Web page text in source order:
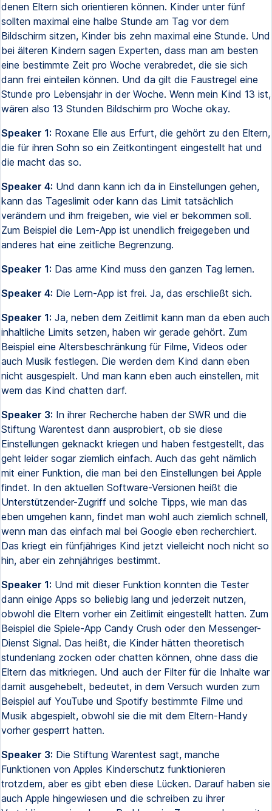
denen Eltern sich orientieren können. Kinder unter fünf
sollten maximal eine halbe Stunde am Tag vor dem
Bildschirm sitzen, Kinder bis zehn maximal eine Stunde. Und
bei älteren Kindern sagen Experten, dass man am besten
eine bestimmte Zeit pro Woche verabredet, die sie sich
dann frei einteilen können. Und da gilt die Faustregel eine
Stunde pro Lebensjahr in der Woche. Wenn mein Kind 13 ist,
wären also 13 Stunden Bildschirm pro Woche okay.
Speaker 1: Roxane Elle aus Erfurt, die gehört zu den Eltern,
die für ihren Sohn so ein Zeitkontingent eingestellt hat und
die macht das so.
Speaker 4: Und dann kann ich da in Einstellungen gehen,
kann das Tageslimit oder kann das Limit tatsächlich
verändern und ihm freigeben, wie viel er bekommen soll.
Zum Beispiel die Lern-App ist unendlich freigegeben und
anderes hat eine zeitliche Begrenzung.
Speaker 1: Das arme Kind muss den ganzen Tag lernen.
Speaker 4: Die Lern-App ist frei. Ja, das erschließt sich.
Speaker 1: Ja, neben dem Zeitlimit kann man da eben auch
inhaltliche Limits setzen, haben wir gerade gehört. Zum
Beispiel eine Altersbeschränkung für Filme, Videos oder
auch Musik festlegen. Die werden dem Kind dann eben
nicht ausgespielt. Und man kann eben auch einstellen, mit
wem das Kind chatten darf.
Speaker 3: In ihrer Recherche haben der SWR und die
Stiftung Warentest dann ausprobiert, ob sie diese
Einstellungen geknackt kriegen und haben festgestellt, das
geht leider sogar ziemlich einfach. Auch das geht nämlich
mit einer Funktion, die man bei den Einstellungen bei Apple
findet. In den aktuellen Software-Versionen heißt die
Unterstützender-Zugriff und solche Tipps, wie man das
eben umgehen kann, findet man wohl auch ziemlich schnell,
wenn man das einfach mal bei Google eben recherchiert.
Das kriegt ein fünfjähriges Kind jetzt vielleicht noch nicht so
hin, aber ein zehnjähriges bestimmt.
Speaker 1: Und mit dieser Funktion konnten die Tester
dann einige Apps so beliebig lang und jederzeit nutzen,
obwohl die Eltern vorher ein Zeitlimit eingestellt hatten. Zum
Beispiel die Spiele-App Candy Crush oder den Messenger-
Dienst Signal. Das heißt, die Kinder hätten theoretisch
stundenlang zocken oder chatten können, ohne dass die
Eltern das mitkriegen. Und auch der Filter für die Inhalte war
damit ausgehebelt, bedeutet, in dem Versuch wurden zum
Beispiel auf YouTube und Spotify bestimmte Filme und
Musik abgespielt, obwohl sie die mit dem Eltern-Handy
vorher gesperrt hatten.
Speaker 3: Die Stiftung Warentest sagt, manche
Funktionen von Apples Kinderschutz funktionieren
trotzdem, aber es gibt eben diese Lücken. Darauf haben sie
auch Apple hingewiesen und die schreiben zu ihrer